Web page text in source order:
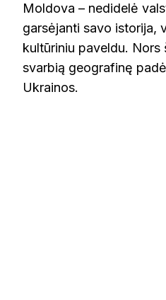
Moldova – nedidelė
garsėjanti savo istorija,
kultūriniu paveldu. Nors
svarbią geografinę
Ukrainos.